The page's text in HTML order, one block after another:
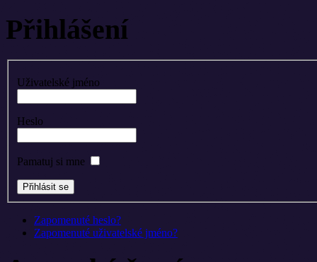
Přihlášení
Uživatelské jméno
Heslo
Pamatuj si mne
Zapomenuté heslo?
Zapomenuté uživatelské jméno?